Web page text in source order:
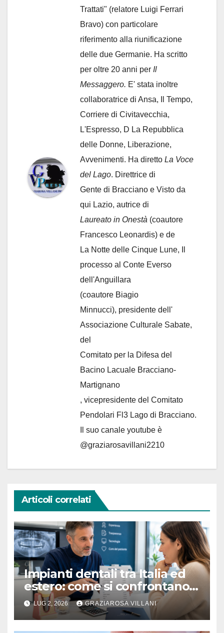
Trattati" (relatore Luigi Ferrari
Bravo) con particolare
riferimento alla riunificazione
delle due Germanie. Ha scritto
per oltre 20 anni per Il
Messaggero. E' stata inoltre
collaboratrice di Ansa, Il Tempo,
Corriere di Civitavecchia,
L'Espresso, D La Repubblica
delle Donne, Liberazione,
Avvenimenti. Ha diretto La Voce
del Lago. Direttrice di
Gente di Bracciano e Visto da
qui Lazio, autrice di
Laureato in Onestà (coautore
Francesco Leonardis) e de
La Notte delle Cinque Lune, Il
processo al Conte Everso
dell'Anguillara
(coautore Biagio
Minnucci), presidente dell'
Associazione Culturale Sabate,
del
Comitato per la Difesa del
Bacino Lacuale Bracciano-
Martignano
, vicepresidente del Comitato
Pendolari Fl3 Lago di Bracciano.
Il suo canale youtube è
@graziarosavillani2210
Articoli correlati
Impianti dentali tra Italia ed
estero: come si confrontano i
preventivi senza farsi male
LUG 2, 2026 GRAZIAROSA VILLANI